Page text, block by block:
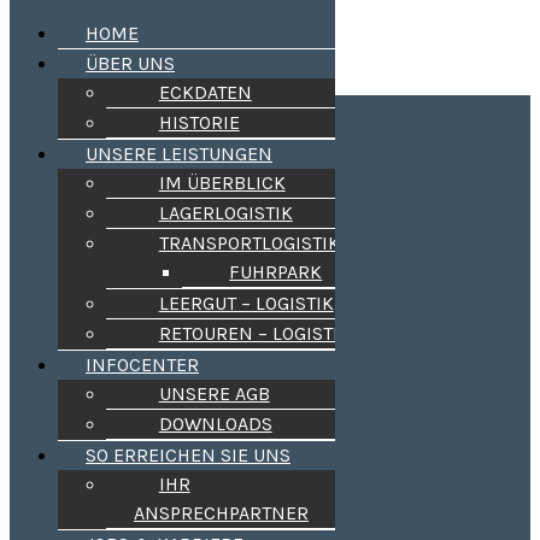
Kleider-Spedition
Aus Tradition zuverlässig !
HOME
ÜBER UNS
HISTORIE
UNSERE LEISTUNGEN
IM ÜBERBLICK
LAGERLOGISTIK
TRANSPORTLOGISTIK
FUHRPARK
LEERGUT – LOGISTIK
RETOUREN – LOGISTIK
INFOCENTER
UNSERE AGB
DOWNLOADS
SO ERREICHEN SIE UNS
HOME
ÜBER UNS
ECKDATEN
HISTORIE
UNSERE LEISTUNGEN
IM ÜBERBLICK
LAGERLOGISTIK
TRANSPORTLOGISTIK
FUHRPARK
LEERGUT – LOGISTIK
RETOUREN – LOGISTIK
INFOCENTER
UNSERE AGB
DOWNLOADS
SO ERREICHEN SIE UNS
IHR
ANSPRECHPARTNER